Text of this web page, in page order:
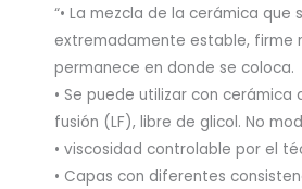
“• La mezcla de la cerámica que
extremadamente estable, firme
permanece en donde se coloca.
• Se puede utilizar con cerámica
fusión (LF), libre de glicol. No
• viscosidad controlable por el
• Capas con diferentes